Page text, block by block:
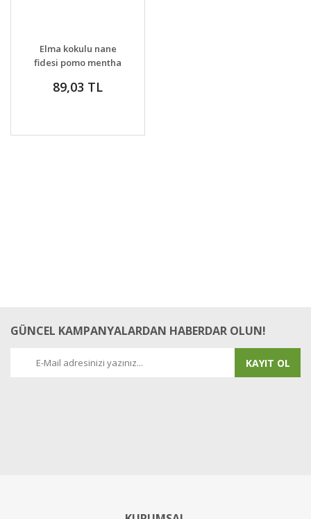
DETAYLAR
VER
Elma kokulu nane
fidesi pomo mentha
89,03 TL
GÜNCEL KAMPANYALARDAN HABERDAR OLUN!
KAYIT OL